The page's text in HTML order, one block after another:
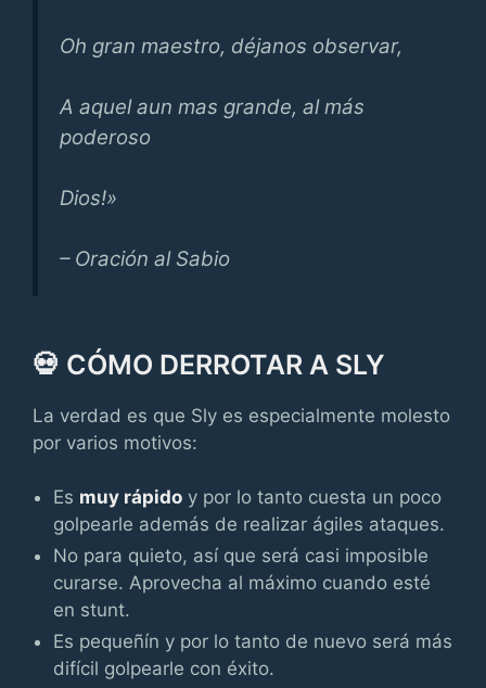
Oh gran maestro, déjanos observar,
A aquel aun mas grande, al más
poderoso
Dios!»
– Oración al Sabio
💀 CÓMO DERROTAR A SLY
La verdad es que Sly es especialmente molesto
por varios motivos:
Es muy rápido y por lo tanto cuesta un poco
golpearle además de realizar ágiles ataques.
No para quieto, así que será casi imposible
curarse. Aprovecha al máximo cuando esté
en stunt.
Es pequeñín y por lo tanto de nuevo será más
difícil golpearle con éxito.